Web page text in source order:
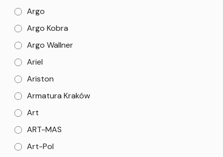
Argo
Argo Kobra
Argo Wallner
Ariel
Ariston
Armatura Kraków
Art
ART-MAS
Art-Pol